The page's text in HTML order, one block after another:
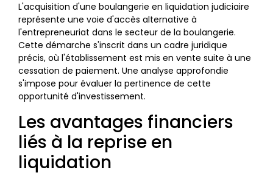
L'acquisition d'une boulangerie en liquidation judiciaire
représente une voie d'accès alternative à
l'entrepreneuriat dans le secteur de la boulangerie.
Cette démarche s'inscrit dans un cadre juridique
précis, où l'établissement est mis en vente suite à une
cessation de paiement. Une analyse approfondie
s'impose pour évaluer la pertinence de cette
opportunité d'investissement.
Les avantages financiers
liés à la reprise en
liquidation